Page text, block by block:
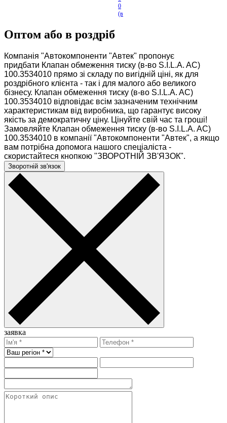
0
(в
Оптом або в роздріб
Компанія "Автокомпоненти "Автек" пропонує
придбати Клапан обмеження тиску (в-во S.I.L.A. AC)
100.3534010 прямо зі складу по вигідній ціні, як для
роздрібного клієнта - так і для малого або великого
бізнесу. Клапан обмеження тиску (в-во S.I.L.A. AC)
100.3534010 відповідає всім зазначеним технічним
характеристикам від виробника, що гарантує високу
якість за демократичну ціну. Цінуйте свій час та гроші!
Замовляйте Клапан обмеження тиску (в-во S.I.L.A. AC)
100.3534010 в компанії "Автокомпоненти "Автек", а якщо
вам потрібна допомога нашого спеціаліста -
скористайтеся кнопкою "ЗВОРОТНІЙ ЗВ'ЯЗОК".
Зворотній зв'язок
заявка